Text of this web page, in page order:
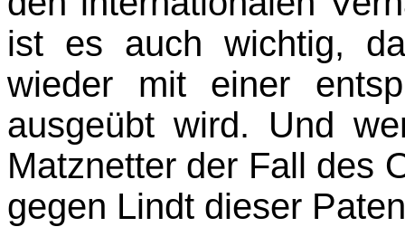
ist es auch wichtig,
wieder mit einer
ausgeübt wird. Und
Matznetter der Fall des
gegen Lindt dieser